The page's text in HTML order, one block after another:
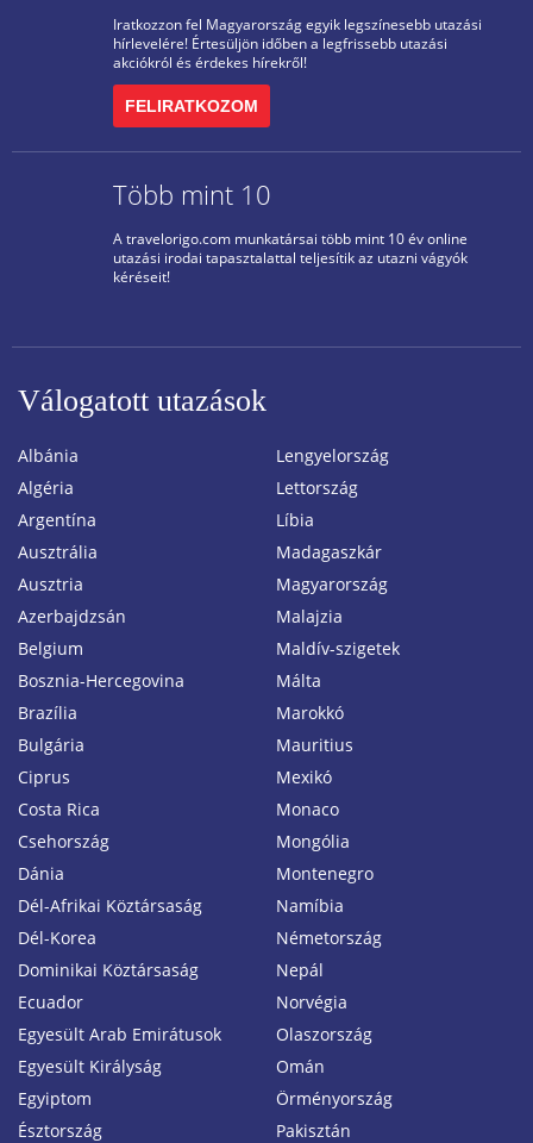
Iratkozzon fel Magyarország egyik legszínesebb utazási
hírlevelére! Értesüljön időben a legfrissebb utazási
akciókról és érdekes hírekről!
FELIRATKOZOM
Több mint 10
A travelorigo.com munkatársai több mint 10 év online
utazási irodai tapasztalattal teljesítik az utazni vágyók
kéréseit!
Válogatott utazások
Albánia
Algéria
Argentína
Ausztrália
Ausztria
Azerbajdzsán
Belgium
Bosznia-Hercegovina
Brazília
Bulgária
Ciprus
Costa Rica
Csehország
Dánia
Dél-Afrikai Köztársaság
Dél-Korea
Dominikai Köztársaság
Ecuador
Egyesült Arab Emirátusok
Egyesült Királyság
Egyiptom
Észtország
Lengyelország
Lettország
Líbia
Madagaszkár
Magyarország
Malajzia
Maldív-szigetek
Málta
Marokkó
Mauritius
Mexikó
Monaco
Mongólia
Montenegro
Namíbia
Németország
Nepál
Norvégia
Olaszország
Omán
Örményország
Pakisztán